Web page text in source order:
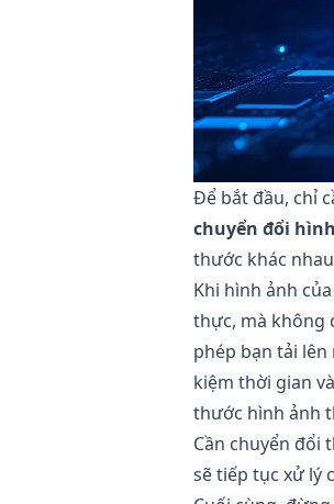
Để bắt đầu, chỉ
chuyển đổi
thước khác
Khi hình ảnh
thực, mà không
phép bạn tải
kiệm thời gian
thước hình ảnh
Cần chuyển đổi
sẽ tiếp tục xử lý